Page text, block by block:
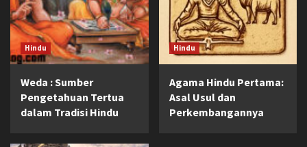
Hindu
Weda : Sumber
Pengetahuan Tertua
dalam Tradisi Hindu
Hindu
Agama Hindu Pertama:
Asal Usul dan
Perkembangannya